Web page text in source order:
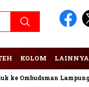
KOLOM LAINNYA
Lampung